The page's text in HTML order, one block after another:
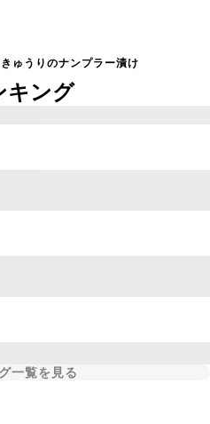
ゅうりのナンプラー漬け
キング
一覧を見る